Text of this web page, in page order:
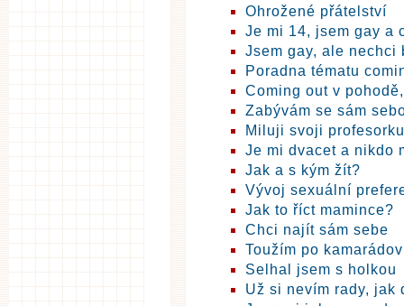
Ohrožené přátelství
Je mi 14, jsem gay a
Jsem gay, ale nechci
Poradna tématu
Coming out v
Zabývám se sám
Miluji svoji profesorku
Je mi dvacet a nikdo
Jak a s kým žít?
Vývoj sexuální
Jak to říct mamince?
Chci najít sám sebe
Toužím po
Selhal jsem s holkou
Už si nevím rady, jak